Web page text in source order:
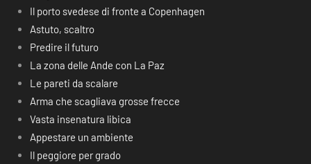
Il porto svedese di fronte a Copenhagen
Astuto, scaltro
Predire il futuro
La zona delle Ande con La Paz
Le pareti da scalare
Arma che scagliava grosse frecce
Vasta insenatura libica
Appestare un ambiente
Il peggiore per grado